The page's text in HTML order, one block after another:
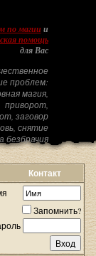
по магиии
помощь
для Вас
проблем:
магия,
приворот,
заговор
снятие
безбрачия
Контакт
Запомнить?